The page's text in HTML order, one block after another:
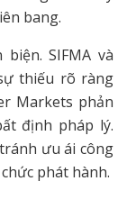
bang.
SIFMA và
thiếu rõ ràng
Markets phản
định pháp lý.
ưu ái công
phát hành.